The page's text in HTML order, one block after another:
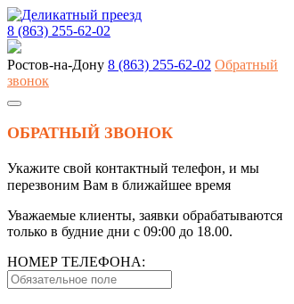
8 (863) 255-62-02
Ростов-на-Дону 8 (863) 255-62-02 Обратный
звонок
ОБРАТНЫЙ ЗВОНОК
Укажите свой контактный телефон, и мы
перезвоним Вам в ближайшее время
Уважаемые клиенты, заявки обрабатываются
только в будние дни с 09:00 до 18.00.
НОМЕР ТЕЛЕФОНА: